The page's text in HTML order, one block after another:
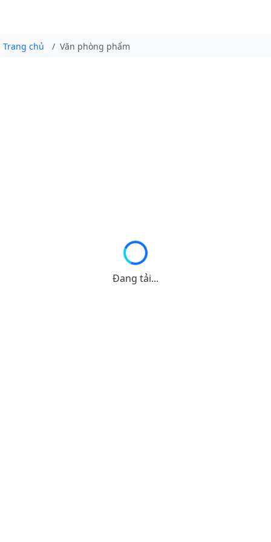
Trang chủ Văn phòng phẩm
Đang tải...